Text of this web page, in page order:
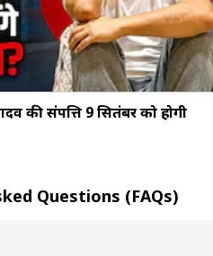
की संपत्ति 9 सितंबर को होगी
Questions (FAQs)